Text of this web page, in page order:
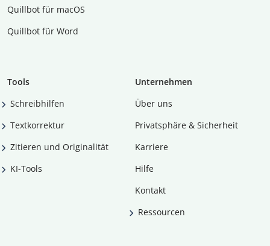
Quillbot für macOS
Quillbot für Word
Tools
Schreibhilfen
Textkorrektur
Zitieren und Originalität
KI-Tools
Unternehmen
Über uns
Privatsphäre & Sicherheit
Karriere
Hilfe
Kontakt
Ressourcen